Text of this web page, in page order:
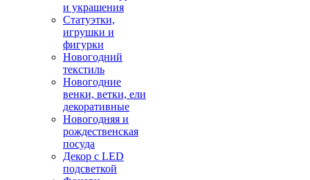
и украшения
Статуэтки,
игрушки и
фигурки
Новогодний
текстиль
Новогодние
венки, ветки, ели
декоративные
Новогодняя и
рождественская
посуда
Декор с LED
подсветкой